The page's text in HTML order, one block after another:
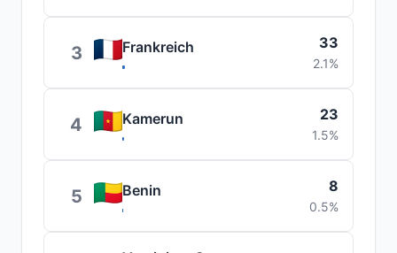
3 Frankreich 33
2.1%
4 Kamerun 23
1.5%
5 Benin 8
0.5%